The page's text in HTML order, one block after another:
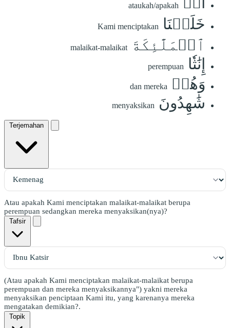
ataukah/apakah
خَلَقۡنَا Kami menciptakan
ٱلۡمَلَٰٓئِكَةَ malaikat-malaikat
إِنَٰثٗا perempuan
وَهُمۡ dan mereka
شَٰهِدُونَ menyaksikan
Terjemahan
Atau apakah Kami menciptakan malaikat-malaikat berupa
perempuan sedangkan mereka menyaksikan(nya)?
Tafsir
(Atau apakah Kami menciptakan malaikat-malaikat berupa
perempuan dan mereka menyaksikannya") yakni mereka
menyaksikan penciptaan Kami itu, yang karenanya mereka
mengatakan demikian?.
Topik